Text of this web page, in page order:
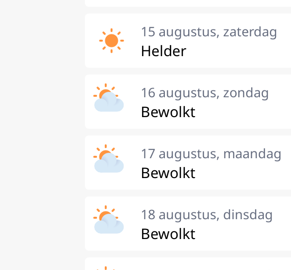
15 augustus, zaterdag
Helder
16 augustus, zondag
Bewolkt
17 augustus, maandag
Bewolkt
18 augustus, dinsdag
Bewolkt